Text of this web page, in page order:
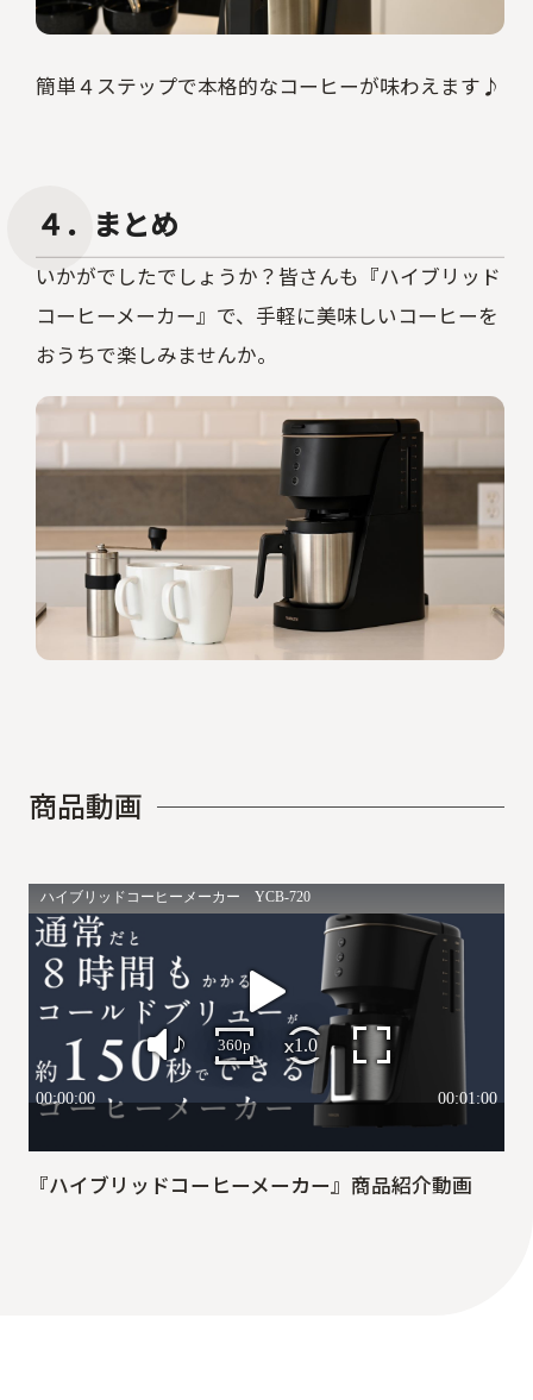
簡単４ステップで本格的なコーヒーが味わえます♪
４．まとめ
いかがでしたでしょうか？皆さんも『ハイブリッド
コーヒーメーカー』で、手軽に美味しいコーヒーを
おうちで楽しみませんか。
商品動画
『ハイブリッドコーヒーメーカー』商品紹介動画